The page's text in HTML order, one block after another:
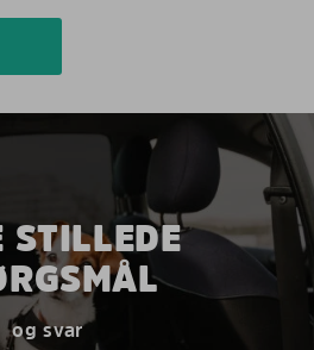
STILLEDE
og svar